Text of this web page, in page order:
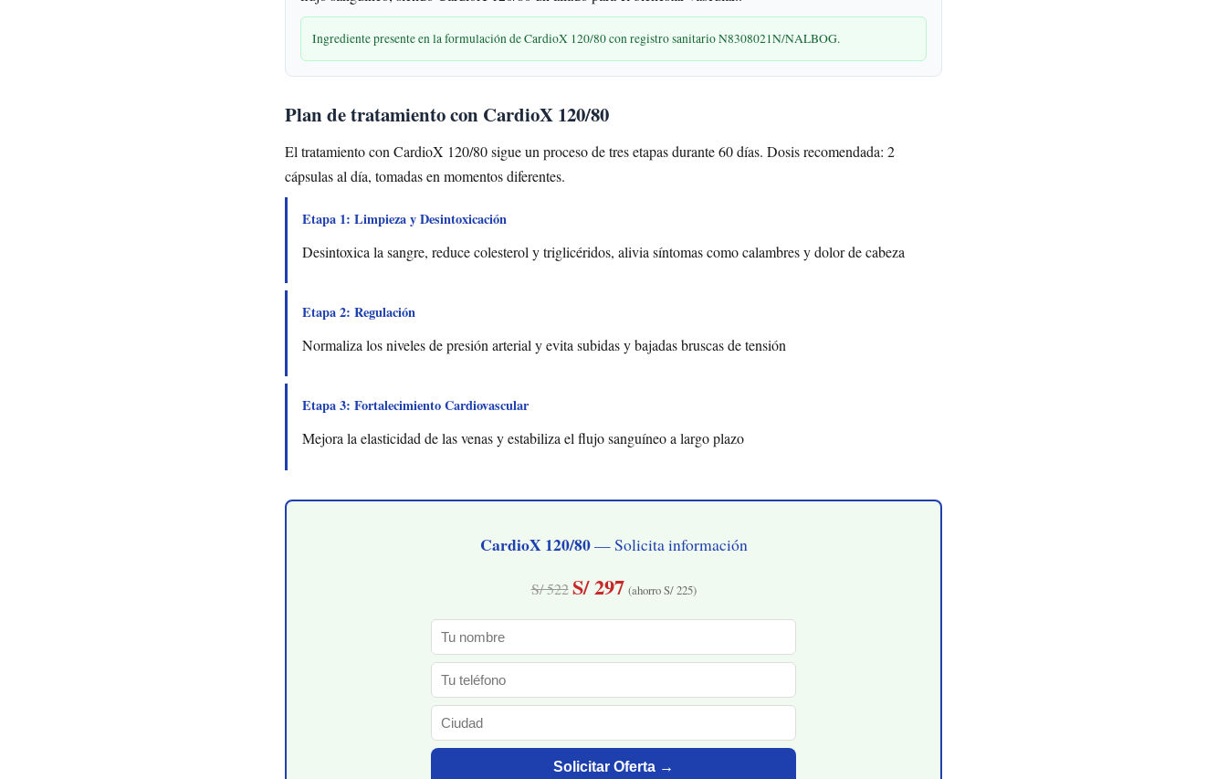
Ingrediente presente en la formulación de CardioX 120/80 con registro sanitario N8308021N/NALBOG.
Plan de tratamiento con CardioX 120/80
El tratamiento con CardioX 120/80 sigue un proceso de tres etapas durante 60 días. Dosis recomendada: 2
cápsulas al día, tomadas en momentos diferentes.
Etapa 1: Limpieza y Desintoxicación
Desintoxica la sangre, reduce colesterol y triglicéridos, alivia síntomas como calambres y dolor de cabeza
Etapa 2: Regulación
Normaliza los niveles de presión arterial y evita subidas y bajadas bruscas de tensión
Etapa 3: Fortalecimiento Cardiovascular
Mejora la elasticidad de las venas y estabiliza el flujo sanguíneo a largo plazo
CardioX 120/80— Solicita información
S/ 522 S/ 297 (ahorro S/ 225)
Solicitar Oferta →